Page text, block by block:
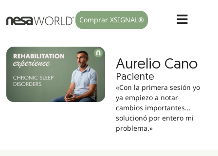
Comprar XSIGNAL®
Aurelio Cano
Paciente
«Con la primera sesión yo
ya empiezo a notar
cambios importantes…
solucionó por entero mi
problema.»